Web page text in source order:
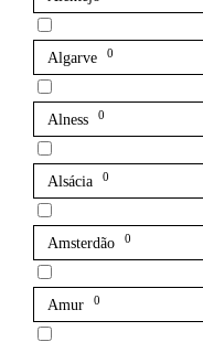
Algarve 0
Alness 0
Alsácia 0
Amsterdão 0
Amur 0